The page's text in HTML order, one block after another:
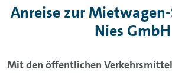
Anreise zur
Nies GmbH
Mit den öffentlichen